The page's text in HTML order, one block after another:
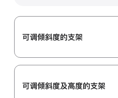
可调倾斜度的支架
可调倾斜度及高‍度的支‍架